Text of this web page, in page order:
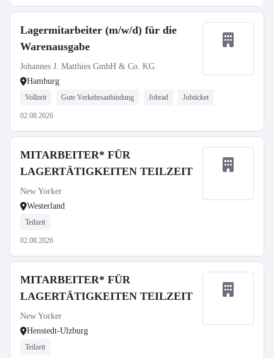
Lagermitarbeiter (m/w/d) für die
Warenausgabe
Johannes J. Matthies GmbH & Co. KG
Hamburg
Vollzeit Gute Verkehrsanbindung Jobrad Jobticket
02.08.2026
MITARBEITER* FÜR
LAGERTÄTIGKEITEN TEILZEIT
New Yorker
Westerland
Teilzeit
02.08.2026
MITARBEITER* FÜR
LAGERTÄTIGKEITEN TEILZEIT
New Yorker
Henstedt-Ulzburg
Teilzeit